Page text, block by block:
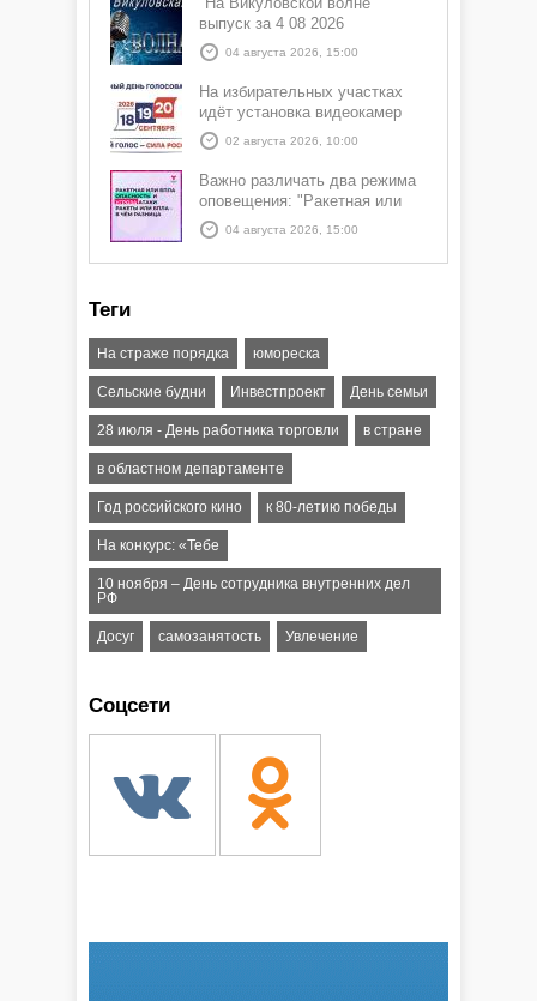
выпуск за 4 08 2026
04 августа 2026, 15:00
На избирательных участках
идёт установка видеокамер
02 августа 2026, 10:00
Важно различать два режима
оповещения: "Ракетная или
БПЛА опасность" и "Угроза
атаки ракеты или БПЛА"
04 августа 2026, 15:00
Теги
На страже порядка юмореска
Сельские будни Инвестпроект День семьи
28 июля - День работника торговли в стране
в областном департаменте
Год российского кино к 80-летию победы
На конкурс: «Тебе
10 ноября – День сотрудника внутренних дел
РФ
Досуг самозанятость Увлечение
Соцсети